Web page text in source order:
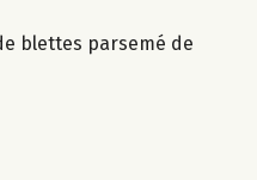
blettes parsemé de